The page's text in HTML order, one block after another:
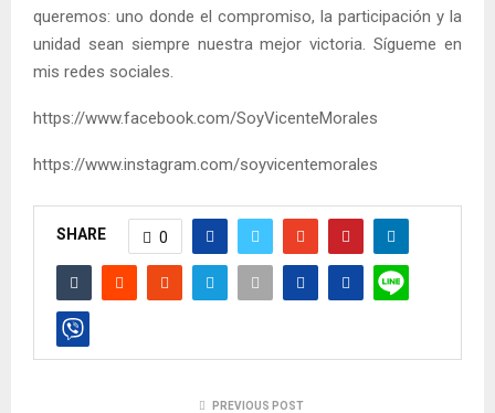
queremos: uno donde el compromiso, la participación y la
unidad sean siempre nuestra mejor victoria. Sígueme en
mis redes sociales.
https://www.facebook.com/SoyVicenteMorales
https://www.instagram.com/soyvicentemorales
SHARE 0
PREVIOUS POST